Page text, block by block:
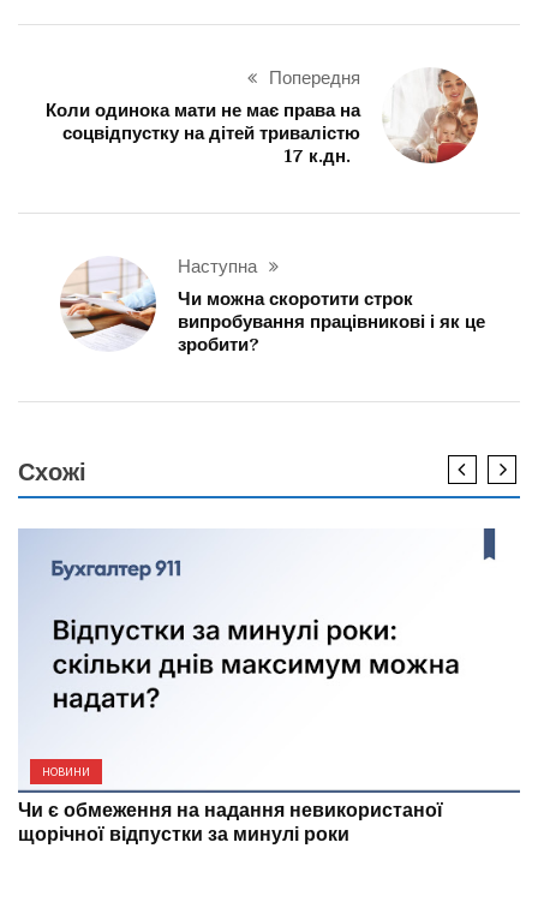
Попередня
Коли одинока мати не має права на
соцвідпустку на дітей тривалістю
17 к.дн.
Наступна
Чи можна скоротити строк
випробування працівникові і як це
зробити?
Схожі
НОВИНИ
Чи є обмеження на надання невикористаної
щорічної відпустки за минулі роки